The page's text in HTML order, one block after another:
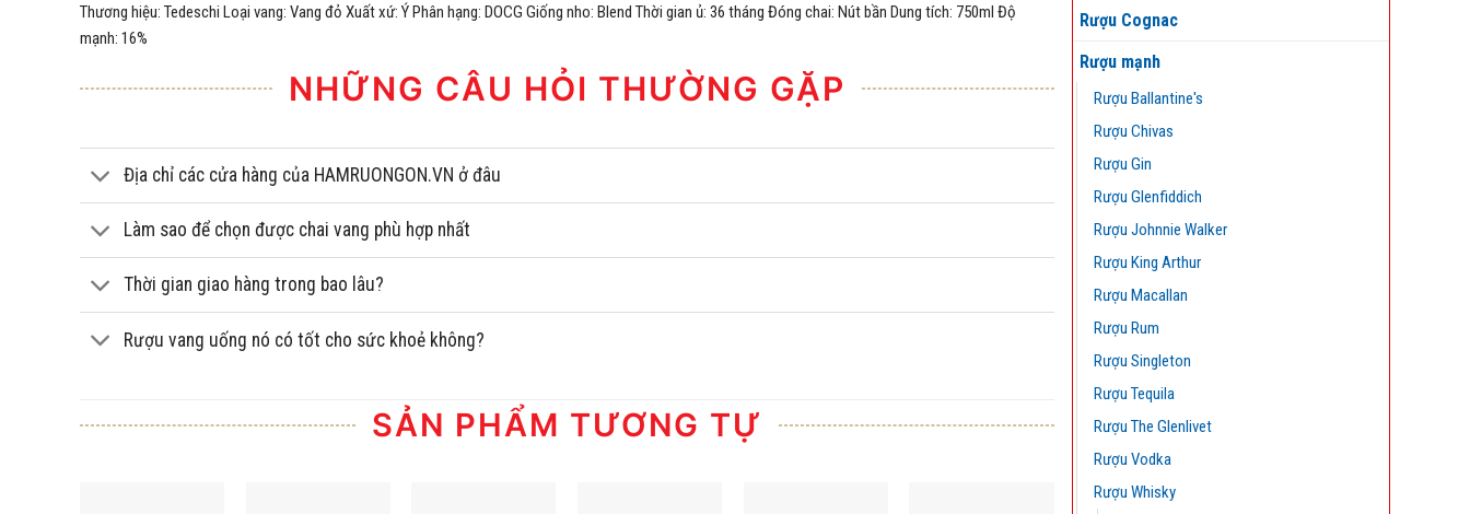
Rượu Cognac
Rượu mạnh
Rượu Ballantine's
Rượu Chivas
Rượu Gin
Rượu Glenfiddich
Rượu Johnnie Walker
Rượu King Arthur
Rượu Macallan
Rượu Rum
Rượu Singleton
Rượu Tequila
Rượu The Glenlivet
Rượu Vodka
Rượu Whisky
Thương hiệu: Tedeschi Loại vang: Vang đỏ Xuất xứ: Ý Phân hạng: DOCG Giống nho: Blend Thời gian ủ: 36 tháng Đóng chai: Nút bần Dung tích: 750ml Độ
mạnh: 16%
NHỮNG CÂU HỎI THƯỜNG GẶP
Địa chỉ các cửa hàng của HAMRUONGON.VN ở đâu
Làm sao để chọn được chai vang phù hợp nhất
Thời gian giao hàng trong bao lâu?
Rượu vang uống nó có tốt cho sức khoẻ không?
SẢN PHẨM TƯƠNG TỰ